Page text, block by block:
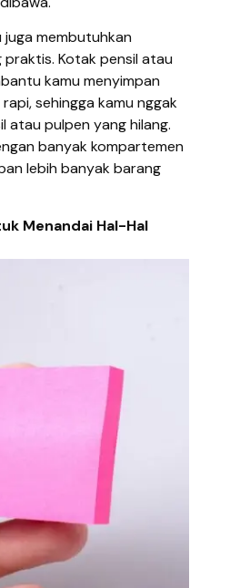
juga membutuhkan
praktis. Kotak pensil atau
kamu menyimpan
sehingga kamu nggak
atau pulpen yang hilang.
banyak kompartemen
lebih banyak barang
Menandai Hal-Hal